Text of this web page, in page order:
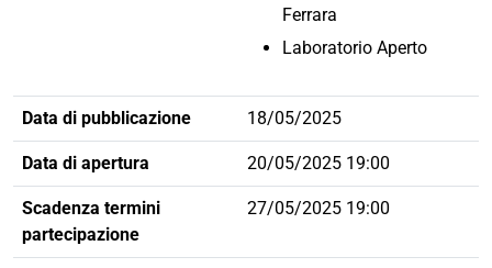
Ferrara
Laboratorio Aperto
Data di pubblicazione 18/05/2025
Data di apertura 20/05/2025 19:00
Scadenza termini
partecipazione
27/05/2025 19:00